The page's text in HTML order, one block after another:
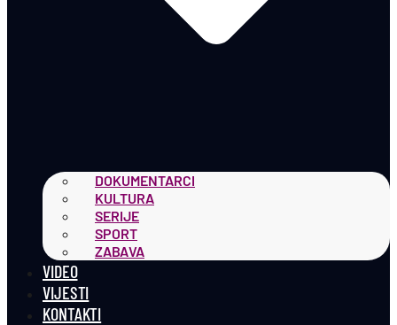
DOKUMENTARCI
KULTURA
SERIJE
SPORT
ZABAVA
VIDEO
VIJESTI
KONTAKTI